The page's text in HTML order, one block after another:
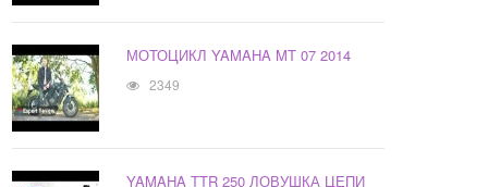
МОТОЦИКЛ YAMAHA MT 07 2014
2349
YAMAHA TTR 250 ЛОВУШКА ЦЕПИ